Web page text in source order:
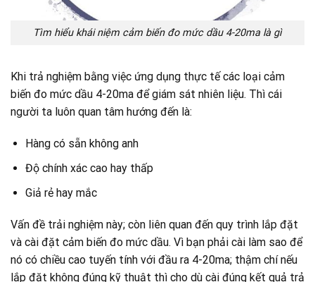
Tìm hiểu khái niệm cảm biến đo mức dầu 4-20ma là gì
Khi trả nghiệm bằng việc ứng dụng thực tế các loại cảm
biến đo mức dầu 4-20ma để giám sát nhiên liệu. Thì cái
người ta luôn quan tâm hướng đến là:
Hàng có sẵn không anh
Độ chính xác cao hay thấp
Giả rẻ hay mắc
Vấn đề trải nghiệm này; còn liên quan đến quy trình lắp đặt
và cài đặt cảm biến đo mức dầu. Vì bạn phải cài làm sao để
nó có chiều cao tuyến tính với đầu ra 4-20ma; thậm chí nếu
lắp đặt không đúng kỹ thuật thì cho dù cài đúng kết quả trả